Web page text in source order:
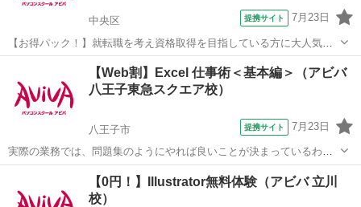
中央区 提携サイト 7月23日
【お得パック！】就転職を考え資格取得を目指している方に大人気の
MOS PowerPointを短期集中で目指す検定対策の講座です。新規お問い
合わせ頂いた方限定でリーズナブルな受講料で学べる人気講座です！
パワーポイント
【Web割】Excel 仕事術＜基本編＞（アビバ
八王子東急スクエア校）
八王子市 提携サイト 7月23日
実際の業務では、問題集のようにやれば良いことが決まっているわけ
ではありません。この講座では【よくある上司の指示】からスタート
します。上司意図を汲み取るケーススタディを通じ、仕事の型を身に
つけます。Excelを"使える"人にな...
八王子市 エクセル
【0円！】Illustrator無料体験（アビバ 立川
校）